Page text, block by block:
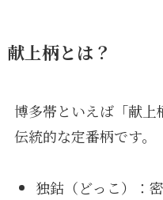
献上柄とは？
博多帯といえば「献
伝統的な定番柄です。
独鈷（どっこ）：